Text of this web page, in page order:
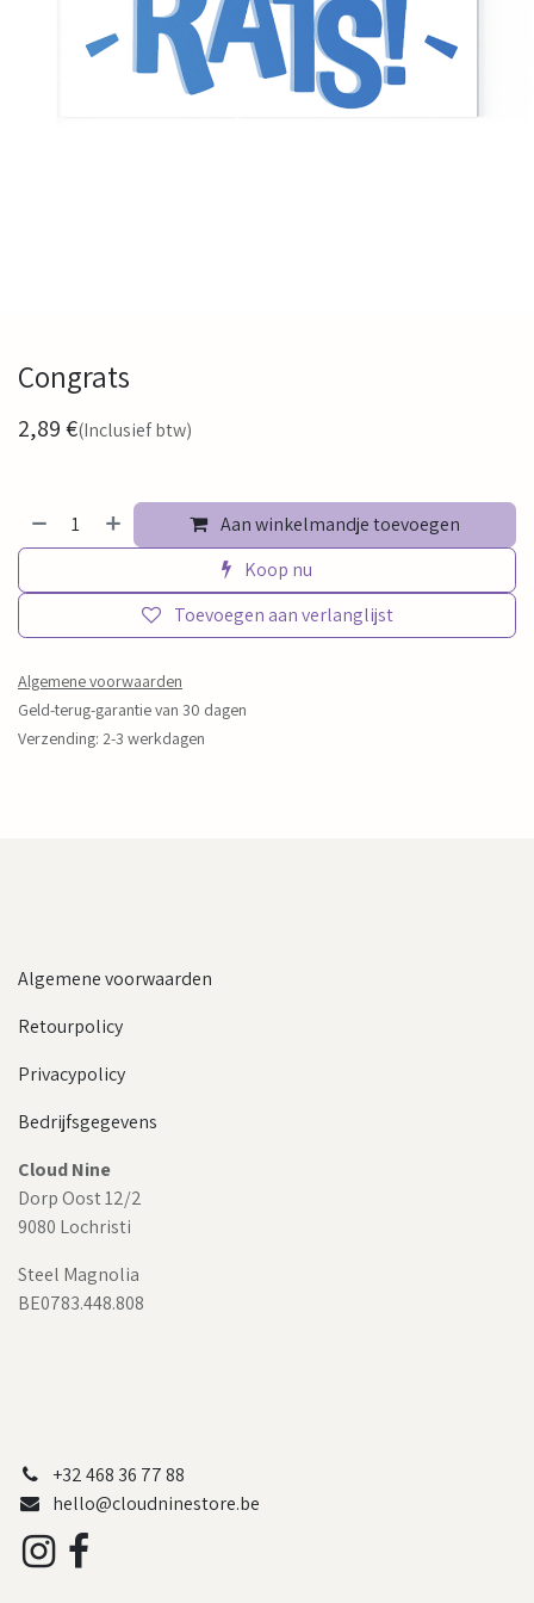
Congrats
2,89€(Inclusief btw)
Aan winkelmandje toevoegen
Koop nu
Toevoegen aan verlanglijst
Algemene voorwaarden
Geld-terug-garantie van 30 dagen
Verzending: 2-3 werkdagen
Algemene voorwaarden
Retourpolicy
Privacypolicy
Bedrijfsgegevens
Cloud Nine
Dorp Oost 12/2
9080 Lochristi
Steel Magnolia
BE0783.448.808
+32 468 36 77 88
hello@cloudninestore.be